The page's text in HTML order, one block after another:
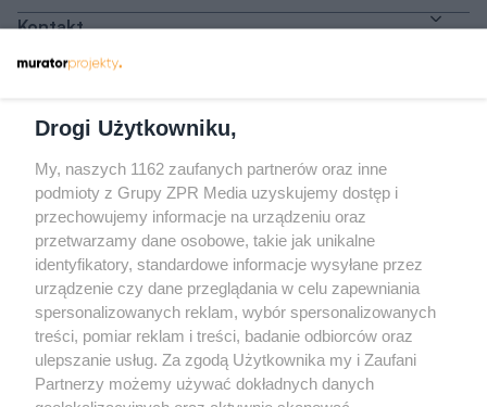
Kontakt
Odwiedź grupę na Facebooku
Gdybym budował drugi raz - mądry Polak
przed budową
Forum Muratora
Drogi Użytkowniku,
My, naszych 1162 zaufanych partnerów oraz inne
podmioty z Grupy ZPR Media uzyskujemy dostęp i
przechowujemy informacje na urządzeniu oraz
przetwarzamy dane osobowe, takie jak unikalne
identyfikatory, standardowe informacje wysyłane przez
urządzenie czy dane przeglądania w celu zapewniania
spersonalizowanych reklam, wybór spersonalizowanych
treści, pomiar reklam i treści, badanie odbiorców oraz
ulepszanie usług. Za zgodą Użytkownika my i Zaufani
Partnerzy możemy używać dokładnych danych